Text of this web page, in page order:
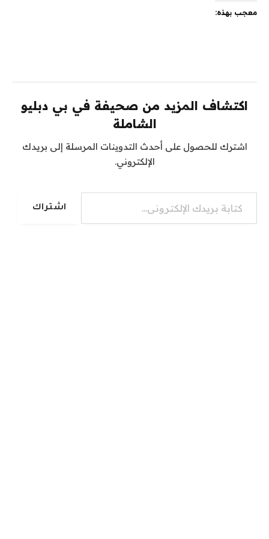
معجب بهذه:
اكتشاف المزيد من صحيفة في بي دبليو
الشاملة
اشترك للحصول على أحدث التدوينات المرسلة إلى بريدك
الإلكتروني.
كتابة بريدك الإلكتروني...
اشتراك